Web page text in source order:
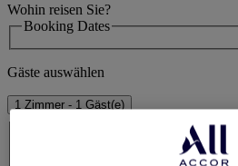
Wohin reisen Sie?
Booking Dates
Gäste auswählen
1 Zimmer - 1 Gäst(e)